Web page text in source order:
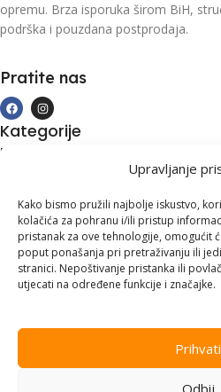
Upravljanje
Kako bismo pružili najbolje iskustvo,
kolačića za pohranu i/ili pristup
pristanak za ove tehnologije, omogućit
poput ponašanja pri pretraživanju ili
stranici. Nepoštivanje pristanka ili
utjecati na određene funkcije i značajke.
Prihvati
Odbij
opremu. Brza isporuka širom BiH,
podrška i pouzdana postprodaja.
Pratite nas
Kategorije
Kupovina i podrška
Kontakt informacije
Branilaca Bosne, 75 300 Lukavac
+387 35 555 999
info@pconer.ba